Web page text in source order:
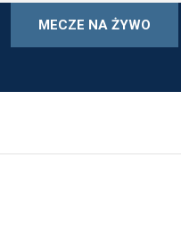
MECZE NA ŻYWO